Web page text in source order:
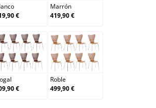
€
Marrón
419,90 €
Nogal
€
Roble
Roble
499,90 €